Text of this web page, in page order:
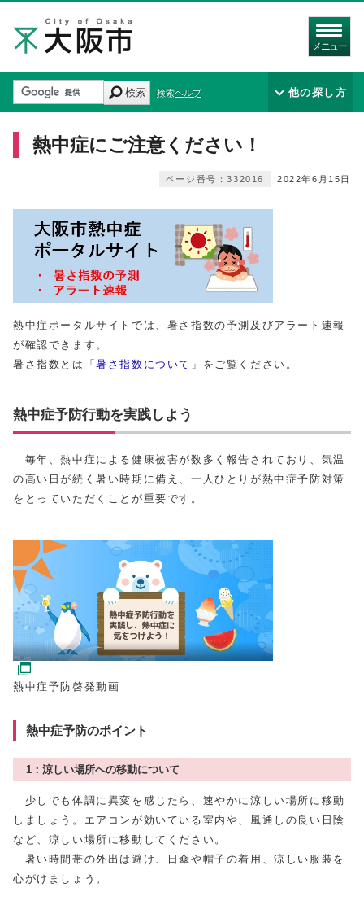
メニュー
検索 検索ヘルプ 他の探し方
熱中症にご注意ください！
2022年6月15日
ページ番号：332016
熱中症ポータルサイトでは、暑さ指数の予測及びアラート速報
が確認できます。
暑さ指数とは「暑さ指数について 」をご覧ください。
熱中症予防行動を実践しよう
毎年、熱中症による健康被害が数多く報告されており、気温
の高い日が続く暑い時期に備え、一人ひとりが熱中症予防対策
をとっていただくことが重要です。
熱中症予防啓発動画
熱中症予防のポイント
1：涼しい場所への移動について
少しでも体調に異変を感じたら、速やかに涼しい場所に移動
しましょう。エアコンが効いている室内や、風通しの良い日陰
など、涼しい場所に移動してください。
暑い時間帯の外出は避け、日傘や帽子の着用、涼しい服装を
心がけましょう。